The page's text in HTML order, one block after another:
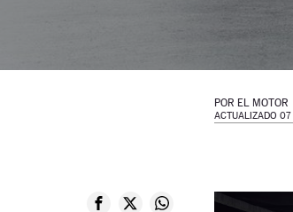
POR EL MOTOR
ACTUALIZADO